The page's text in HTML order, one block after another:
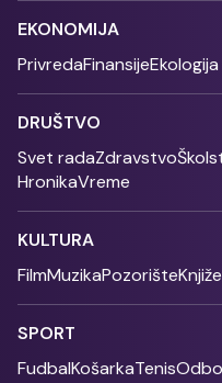
EKONOMIJA
PrivredaFinansijeEkologija
DRUŠTVO
Svet radaZdravstvo
HronikaVreme
KULTURA
FilmMuzikaPozorište
SPORT
FudbalKošarkaTenis